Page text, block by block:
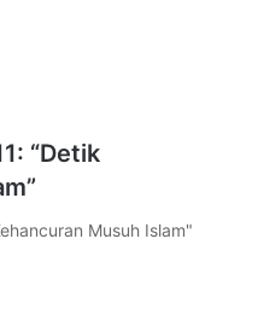
“Detik
Musuh Islam"